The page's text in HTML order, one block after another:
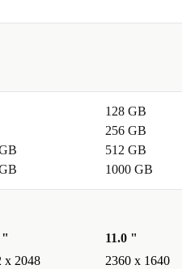
128 GB
256 GB
512 GB
1000 GB
"
x 2048
11.0 "
2360 x 1640